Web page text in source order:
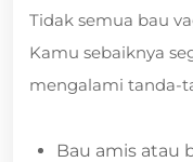
Tidak semua bau
Kamu sebaiknya
mengalami tanda-
Bau amis atau